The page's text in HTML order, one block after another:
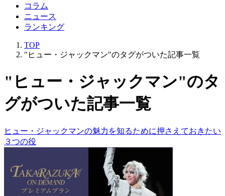
コラム
ニュース
ランキング
TOP
"ヒュー・ジャックマン"のタグがついた記事一覧
"ヒュー・ジャックマン"のタ
グがついた記事一覧
ヒュー・ジャックマンの魅力を知るために押さえておきたい
３つの役